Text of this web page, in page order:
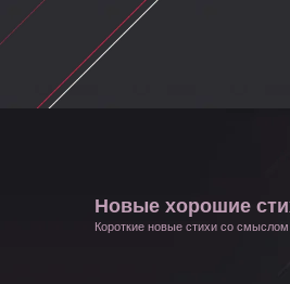
Новые хорошие
Короткие новые стихи со